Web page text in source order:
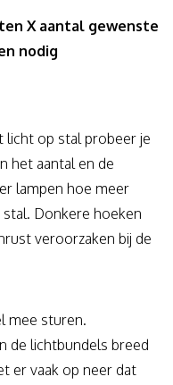
X aantal gewenste
nodig
licht op stal probeer je
het aantal en de
lampen hoe meer
Donkere hoeken
veroorzaken bij de
mee sturen.
de lichtbundels breed
er vaak op neer dat